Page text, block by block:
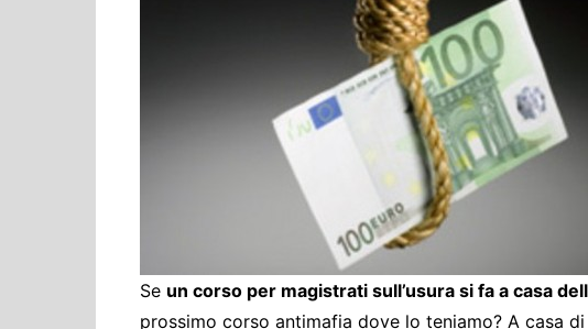
Cultura ed Istruzione
Difesa
Eventi
Finanze e tesoro
Giustizia
Lavori pubblici e Trasporti
Lavoro
Politiche europee
Rifiuti
Se un corso per magistrati sull’usura si fa a casa
prossimo corso antimafia dove lo teniamo? A casa di